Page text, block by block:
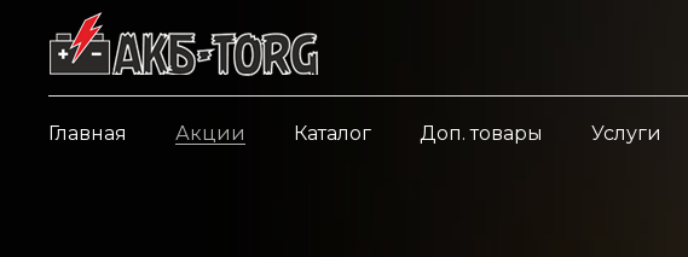
Главная Акции Каталог Доп. товары Услуги